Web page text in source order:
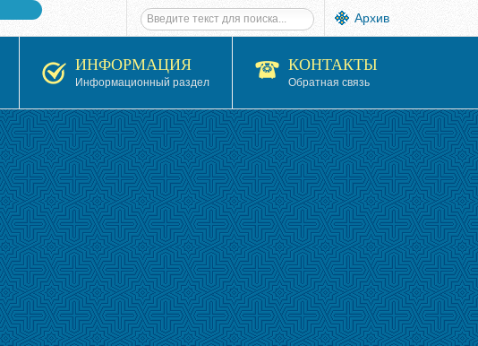
Архив
ИНФОРМАЦИЯ
Информационный раздел
КОНТАКТЫ
Обратная связь